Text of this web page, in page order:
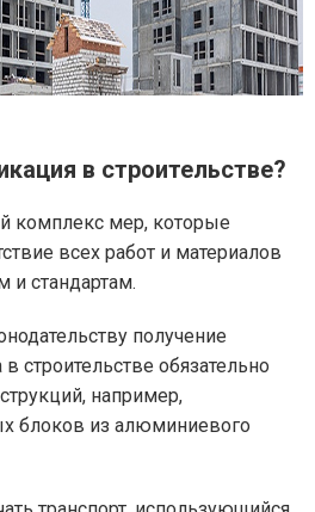
в строительстве?
комплекс мер, которые
всех работ и материалов
стандартам.
получение
строительстве обязательно
например,
блоков из алюминиевого